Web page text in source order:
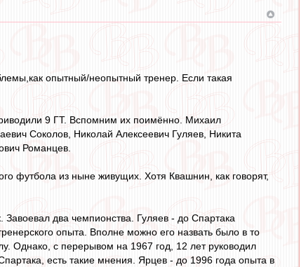
опытный/неопытный тренер. Если такая
9 ГТ. Вспомним их поимённо. Михаил
Соколов, Николай Алексеевич Гуляев, Никита
Романцев.
футбола из ныне живущих. Хотя Квашнин, как говорят,
два чемпионства. Гуляев - до Спартака
опыта. Вполне можно его назвать было в то
Однако, с перерывом на 1967 год, 12 лет руководил
есть такие мнения. Ярцев - до 1996 года опыта в